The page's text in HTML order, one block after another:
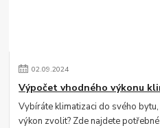
02.09.2024
Výpočet vhodného výkonu
Vybíráte klimatizaci do svého
výkon zvolit? Zde najdete